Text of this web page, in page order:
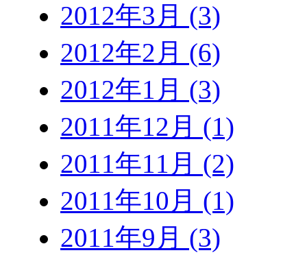
2012年3月 (3)
2012年2月 (6)
2012年1月 (3)
2011年12月 (1)
2011年11月 (2)
2011年10月 (1)
2011年9月 (3)